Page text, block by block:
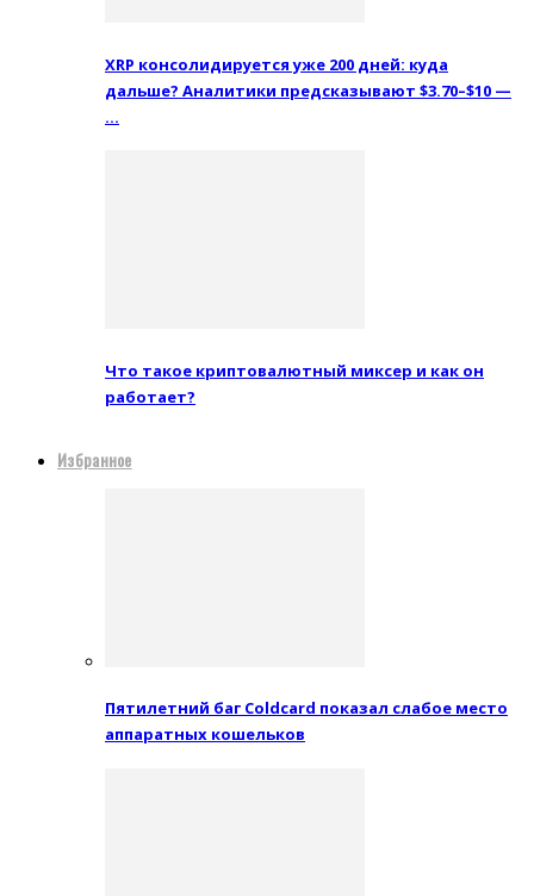
XRP консолидируется уже 200 дней: куда
дальше? Аналитики предсказывают $3.70–$10 —
…
Что такое криптовалютный миксер и как он
работает?
Избранное
Пятилетний баг Coldcard показал слабое место
аппаратных кошельков